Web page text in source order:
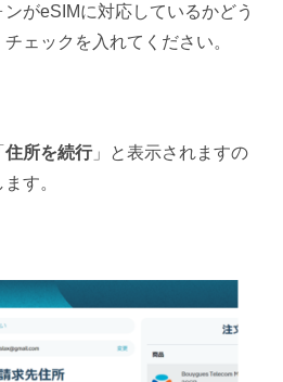
がeSIMに対応しているかどう
ェックを入れてください。
住所を続行」と表示されますの
す。